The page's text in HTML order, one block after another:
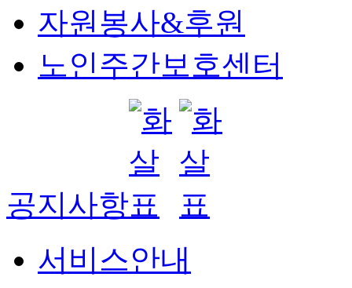
자원봉사&후원
노인주간보호센터
공지사항
서비스안내